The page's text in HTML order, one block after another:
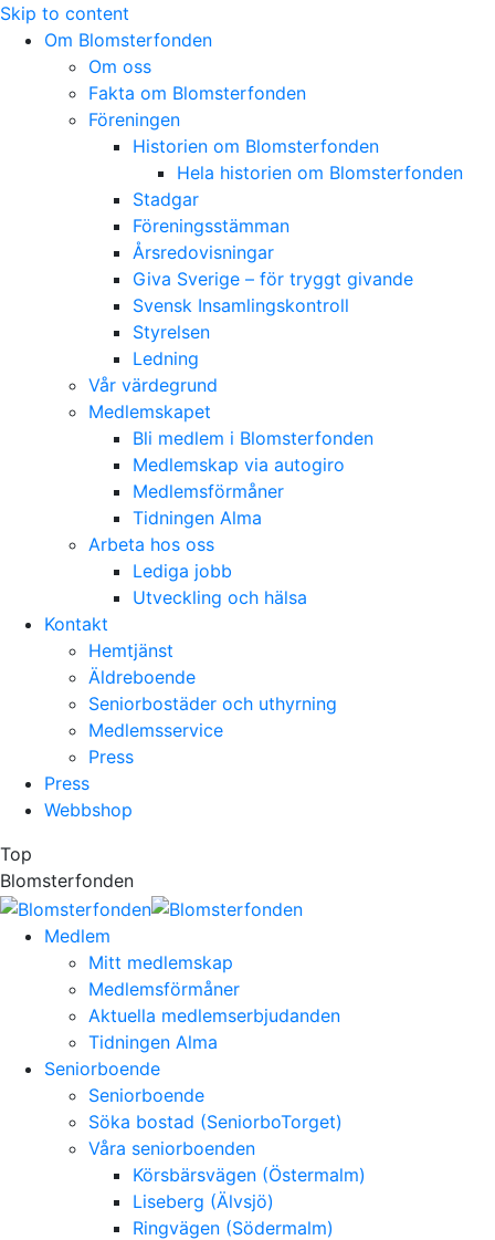
Skip to content
Om Blomsterfonden
Om oss
Fakta om Blomsterfonden
Föreningen
Historien om Blomsterfonden
Hela historien om Blomsterfonden
Stadgar
Föreningsstämman
Årsredovisningar
Giva Sverige – för tryggt givande
Svensk Insamlingskontroll
Styrelsen
Ledning
Vår värdegrund
Medlemskapet
Bli medlem i Blomsterfonden
Medlemskap via autogiro
Medlemsförmåner
Tidningen Alma
Arbeta hos oss
Lediga jobb
Utveckling och hälsa
Kontakt
Hemtjänst
Äldreboende
Seniorbostäder och uthyrning
Medlemsservice
Press
Press
Webbshop
Top
Blomsterfonden
Medlem
Mitt medlemskap
Medlemsförmåner
Aktuella medlemserbjudanden
Tidningen Alma
Seniorboende
Seniorboende
Söka bostad (SeniorboTorget)
Våra seniorboenden
Körsbärsvägen (Östermalm)
Liseberg (Älvsjö)
Ringvägen (Södermalm)